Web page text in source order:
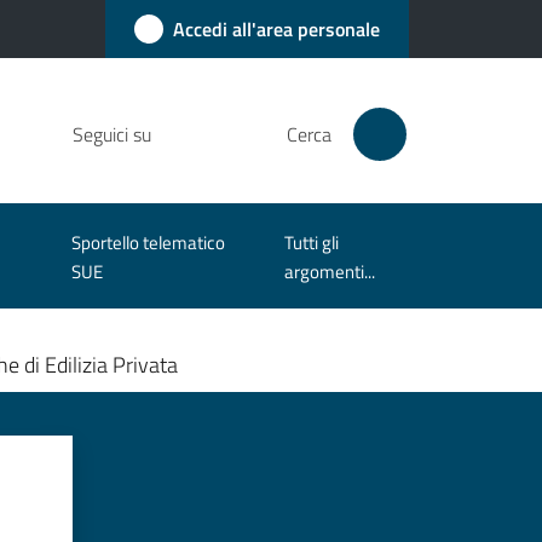
Accedi all'area personale
Seguici su Cerca
Sportello telematico
SUE
Tutti gli
argomenti...
di Edilizia Privata